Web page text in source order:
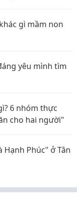
gì mầm non
yêu mình tìm
6 nhóm thực
cho hai người"
Phúc" ở Tân